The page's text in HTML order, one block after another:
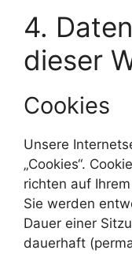
4.
dieser
Cookies
Unsere
„Cookies“.
richten auf
Sie werden
Dauer einer
dauerhaft